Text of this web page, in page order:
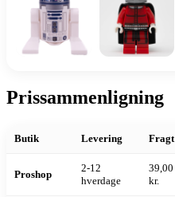
Prissammenligning
Butik Levering Fragt
Proshop
2-12
hverdage
39,00
kr.